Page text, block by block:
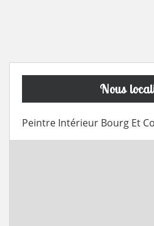
Nous
Peintre Intérieur Bourg Et